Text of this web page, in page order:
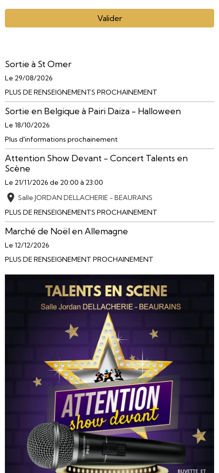
Valider
Sortie à St Omer
Le 29/08/2026
PLUS DE RENSEIGNEMENTS PROCHAINEMENT
Sortie en Belgique à Pairi Daiza - Halloween
Le 18/10/2026
Plus d'informations prochainement
Attention Show Devant - Concert Talents en
Scène
Le 21/11/2026 de 20:00 à 23:00
Salle JORDAN DELLACHERIE - BEAURAINS
PLUS DE RENSEIGNEMENTS PROCHAINEMENT
Marché de Noël en Allemagne
Le 12/12/2026
PLUS DE RENSEIGNEMENT PROCHAINEMENT